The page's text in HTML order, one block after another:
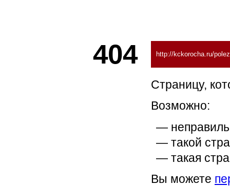
404 http://kckorocha.ru/
Страницу,
Возможно:
такой
такая
Вы можете